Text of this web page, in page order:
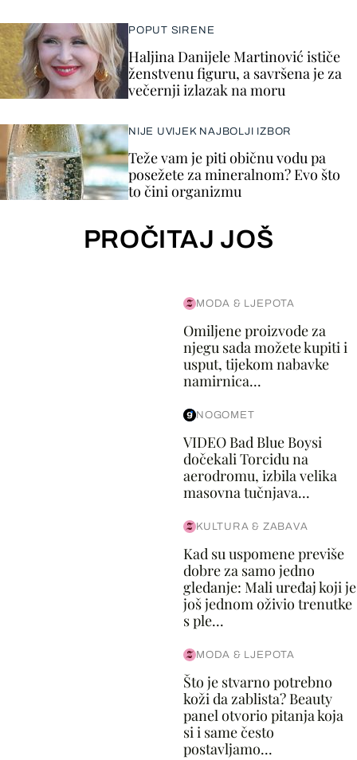
POPUT SIRENE
Haljina Danijele Martinović ističe
ženstvenu figuru, a savršena je za
večernji izlazak na moru
NIJE UVIJEK NAJBOLJI IZBOR
Teže vam je piti običnu vodu pa
posežete za mineralnom? Evo što
to čini organizmu
PROČITAJ JOŠ
MODA & LJEPOTA
Omiljene proizvode za
njegu sada možete kupiti i
usput, tijekom nabavke
namirnica...
NOGOMET
VIDEO Bad Blue Boysi
dočekali Torcidu na
aerodromu, izbila velika
masovna tučnjava...
KULTURA & ZABAVA
Kad su uspomene previše
dobre za samo jedno
gledanje: Mali uređaj koji je
još jednom oživio trenutke
s ple...
MODA & LJEPOTA
Što je stvarno potrebno
koži da zablista? Beauty
panel otvorio pitanja koja
si i same često
postavljamo...